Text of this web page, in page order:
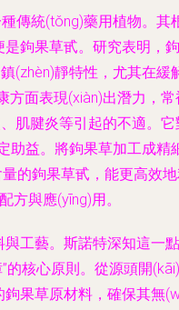
傳統(tǒng)藥用植物。其
鉤果草甙。研究表明，鉤
(zhèn)靜特性，尤其在緩
方面表現(xiàn)出潛力，常
肌腱炎等引起的不適。它
助益。將鉤果草加工成精
的鉤果草甙，能更高效
方與應(yīng)用。
工藝。斯諾特深知這一點
的核心原則。從源頭開(kāi)
果草原材料，確保其無